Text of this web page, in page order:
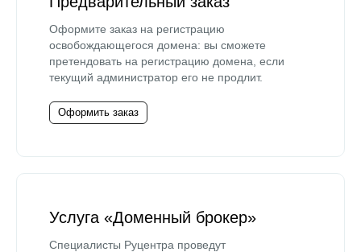
Оформите заказ на регистрацию
освобождающегося домена: вы сможете
претендовать на регистрацию домена, если
текущий администратор его не продлит.
Оформить заказ
Услуга «Доменный брокер»
Специалисты Руцентра проведут